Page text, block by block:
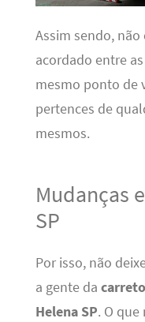
Assim sendo,
acordado entre
mesmo ponto de
pertences de
mesmos.
Mudanças
SP
Por isso, não
a gente da
Helena SP. O